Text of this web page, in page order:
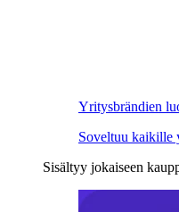
Yritysbrändien
Soveltuu kaikille
Sisältyy jokaiseen